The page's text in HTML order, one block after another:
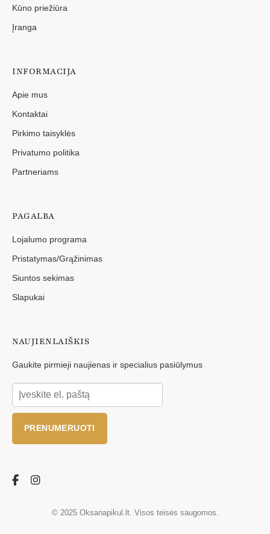
Kūno priežiūra
Įranga
INFORMACIJA
Apie mus
Kontaktai
Pirkimo taisyklės
Privatumo politika
Partneriams
PAGALBA
Lojalumo programa
Pristatymas/Grąžinimas
Siuntos sekimas
Slapukai
NAUJIENLAIŠKIS
Gaukite pirmieji naujienas ir specialius pasiūlymus
PRENUMERUOTI
© 2025 Oksanapikul.lt. Visos teisės saugomos.